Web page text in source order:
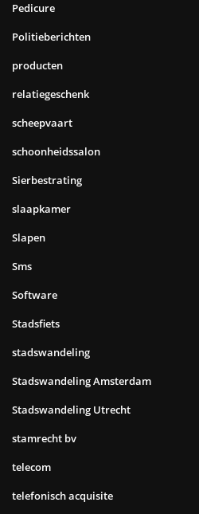
Pedicure
Politieberichten
producten
relatiegeschenk
scheepvaart
schoonheidssalon
Sierbestrating
slaapkamer
Slapen
Sms
Software
Stadsfiets
stadswandeling
Stadswandeling Amsterdam
Stadswandeling Utrecht
stamrecht bv
telecom
telefonisch acquisite